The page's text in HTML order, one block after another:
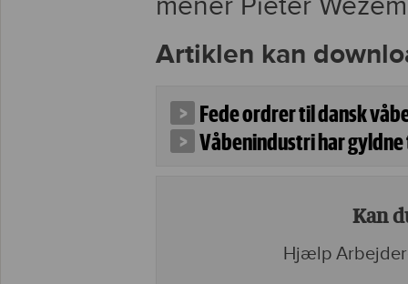
Artiklen kan
Fede ordrer til dansk
Våbenindustri har
Kan
Hjælp